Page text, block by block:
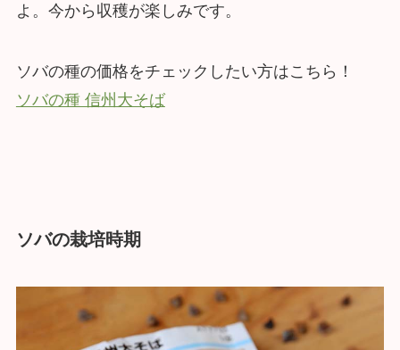
よ。今から収穫が楽しみです。
ソバの種の価格をチェックしたい方はこちら！
ソバの種 信州大そば
ソバの栽培時期